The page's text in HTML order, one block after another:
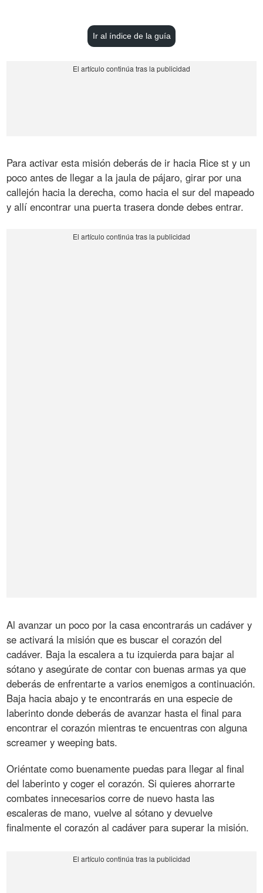
Ir al índice de la guía
Para activar esta misión deberás de ir hacia Rice st y un
poco antes de llegar a la jaula de pájaro, girar por una
callejón hacia la derecha, como hacia el sur del mapeado
y allí encontrar una puerta trasera donde debes entrar.
Al avanzar un poco por la casa encontrarás un cadáver y
se activará la misión que es buscar el corazón del
cadáver. Baja la escalera a tu izquierda para bajar al
sótano y asegúrate de contar con buenas armas ya que
deberás de enfrentarte a varios enemigos a continuación.
Baja hacia abajo y te encontrarás en una especie de
laberinto donde deberás de avanzar hasta el final para
encontrar el corazón mientras te encuentras con alguna
screamer y weeping bats.
Oriéntate como buenamente puedas para llegar al final
del laberinto y coger el corazón. Si quieres ahorrarte
combates innecesarios corre de nuevo hasta las
escaleras de mano, vuelve al sótano y devuelve
finalmente el corazón al cadáver para superar la misión.